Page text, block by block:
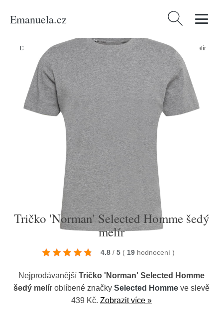
Emanuela.cz Vyhledávání
Domů Produkty Muži /Tričko 'Norman' Selected Homme šedý melír
Tričko 'Norman' Selected Homme šedý
melír
4.8 / 5 ( 19 hodnocení )
Nejprodávanější Tričko 'Norman' Selected Homme
šedý melír oblíbené značky Selected Homme ve slevě
439 Kč. Zobrazit více »